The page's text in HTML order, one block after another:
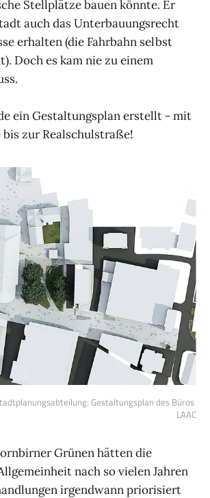
Stellplätze bauen könnte. Er
auch das Unterbauungsrecht
erhalten (die Fahrbahn selbst
Doch es kam nie zu einem
ein Gestaltungsplan erstellt - mit
bis zur Realschulstraße!
Gestaltungsplan des Büros
LAAC
Grünen hätten die
nach so vielen Jahren
irgendwann priorisiert